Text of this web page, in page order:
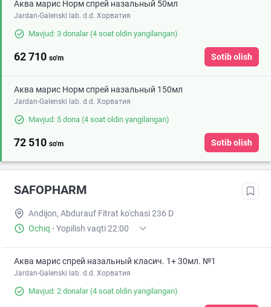
Аква марис Норм спрей назальный 50мл
Jardan-Galenski lab. d.d. Хорватия
Mavjud: 3 donalar(4 soat oldin yangilangan)
62 710 so'm Sotib olish
Аква марис Норм спрей назальный 150мл
Jardan-Galenski lab. d.d. Хорватия
Mavjud: 5 dona (4 soat oldin yangilangan)
72 510 so'm Sotib olish
SAFOPHARM
Andijon, Abdurauf Fitrat ko'chasi 236 D
Ochiq · Yopilish vaqti 22:00
Аква марис спрей назальный класич. 1+ 30мл. №1
Jardan-Galenski lab. d.d. Хорватия
Mavjud: 2 donalar(4 soat oldin yangilangan)